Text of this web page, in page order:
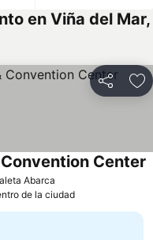
en Viña del Mar,
Compartir
Abarca
Center
de la ciudad